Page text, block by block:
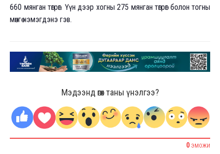
660 мянган төгрөг. Үүн дээр хогны 275 мянган төгрөг болон тогны
мөнгө нэмэгдэнэ гэв.
Мэдээнд өгөх таны үнэлгээ?
0 ЭМОЖИ